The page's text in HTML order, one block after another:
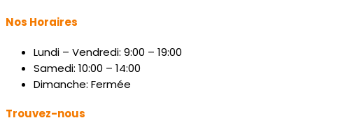
Nos Horaires
Lundi – Vendredi: 9:00 – 19:00
Samedi: 10:00 – 14:00
Dimanche: Fermée
Trouvez-nous